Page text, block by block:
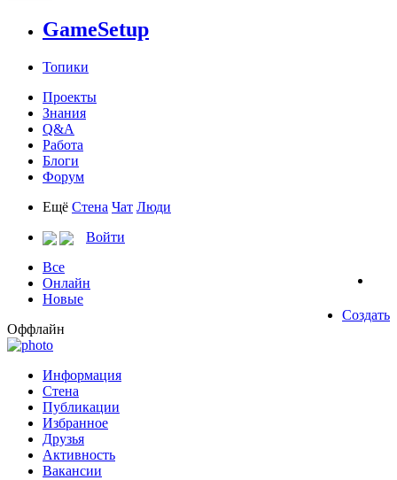
GameSetup
Топики
Проекты
Знания
Q&A
Работа
Блоги
Форум
Ещё Стена Чат Люди
Войти
Все
Онлайн
Новые
Создать
Оффлайн
Информация
Стена
Публикации
Избранное
Друзья
Активность
Вакансии